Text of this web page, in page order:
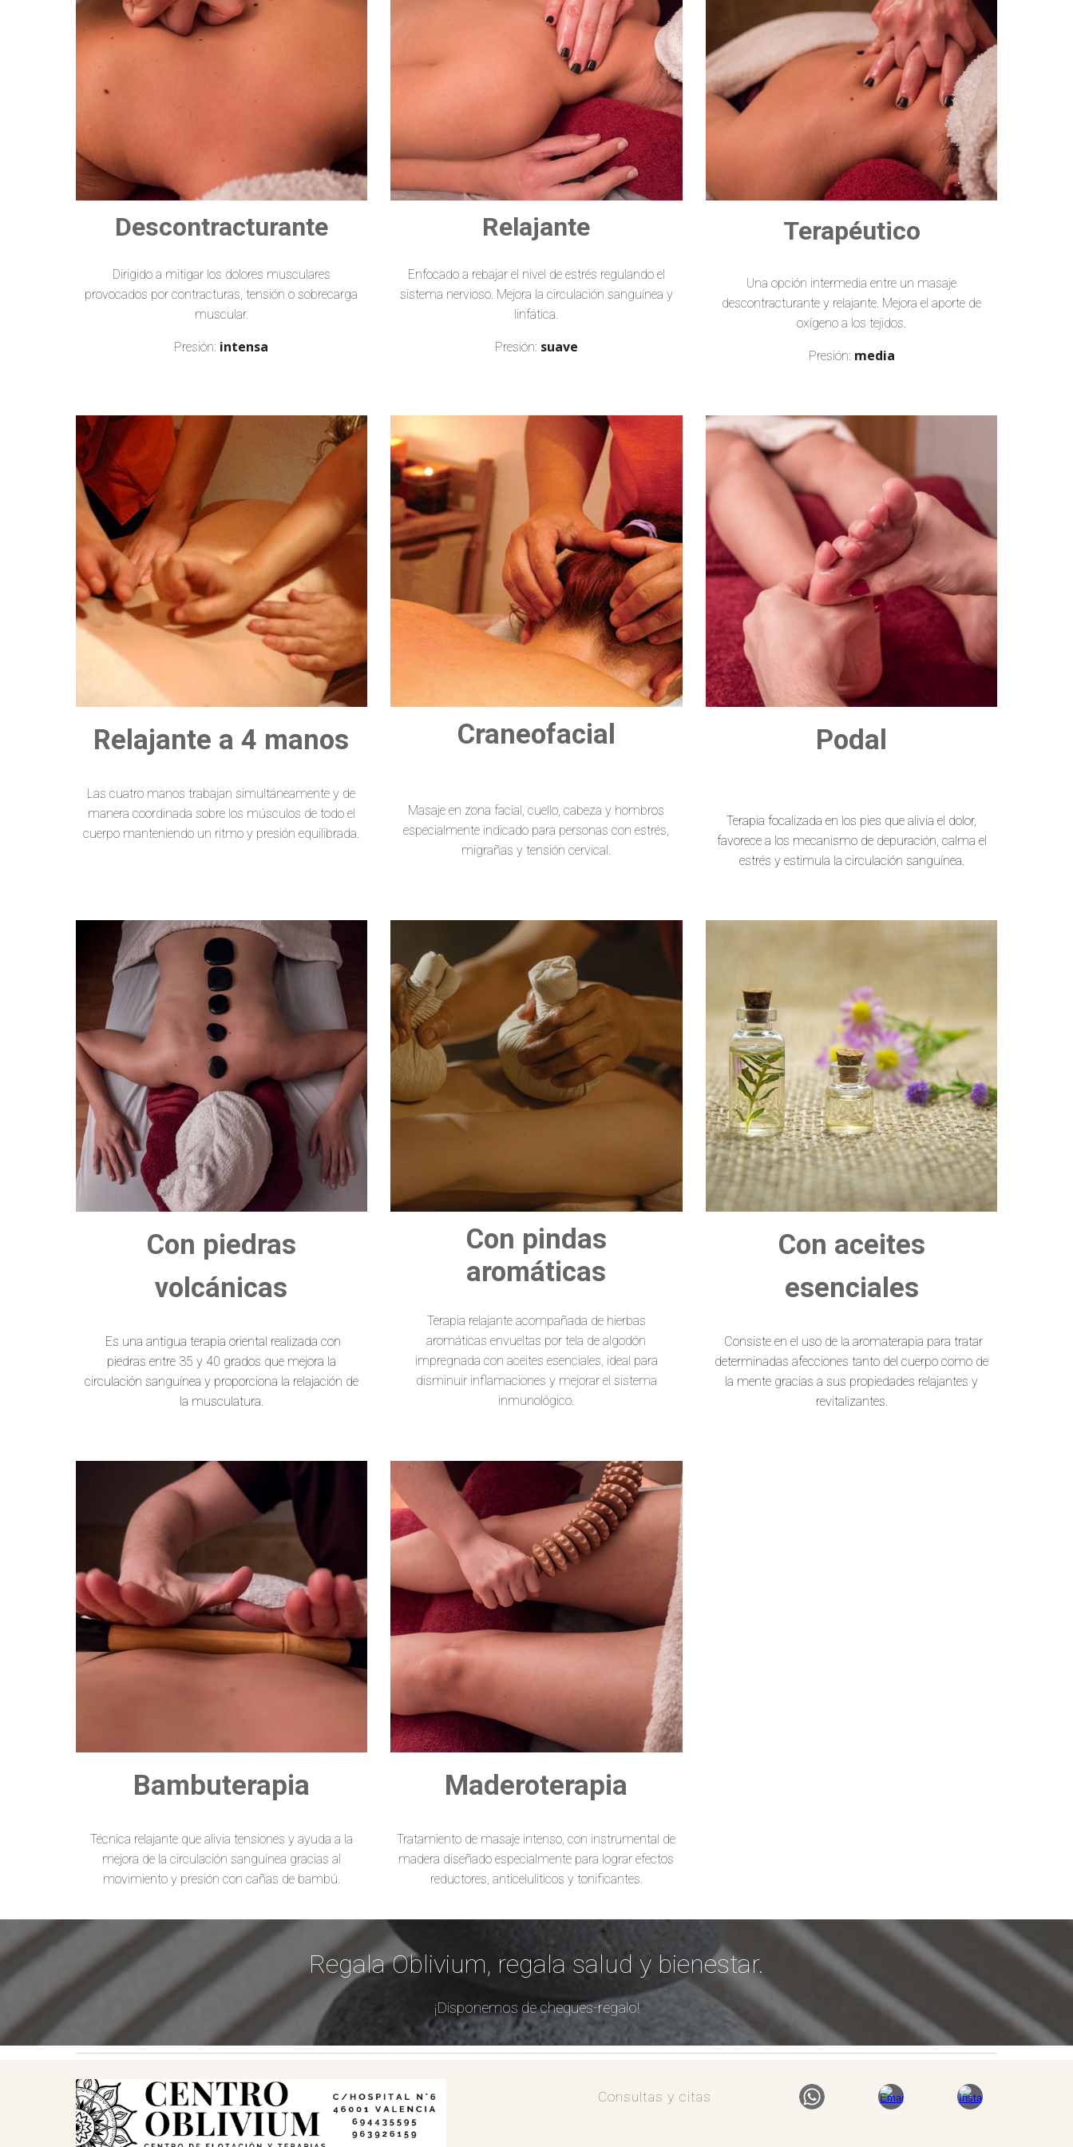
Descontracturante
Dirigido a mitigar los dolores musculares
provocados por contracturas, tensión o sobrecarga
muscular.
Presión: intensa
Relajante
Enfocadoa rebajar el nivel de estrés regulando el
sistema nervioso. Mejora la circulación sanguínea y
linfática.
Presión: suave
Terapéutico
Una opción intermedia entre un masaje
descontracturante y relajante. Mejora el aporte de
oxígeno a los tejidos.
Presión: media
Relajante a 4 manos
Las cuatro manos trabajan simultáneamente y de
manera coordinada sobre los músculos de todo el
cuerpo manteniendo un ritmo y presión equilibrada.
Craneofacial
Masaje en zona facial, cuello, cabeza y hombros
especialmente indicado para personas con estrés,
migrañas y tensión cervical.
Podal
Terapia focalizada en los pies que alivia el dolor,
favorece a los mecanismo de depuración, calma el
estrés y estimula la circulación sanguínea.
Con piedras
volcánicas
Es una antigua terapia oriental realizada con
piedras entre 35 y 40 grados que mejora la
circulación sanguínea y proporciona la relajación de
la musculatura.
Con pindas
aromáticas
Terapia relajante acompañada de hierbas
aromáticas envueltas por tela de algodón
impregnada con aceites esenciales, ideal para
disminuir inflamaciones y mejorar el sistema
inmunológico.
Con aceites
esenciales
Consiste en el uso de la aromaterapia para tratar
determinadas afecciones tanto del cuerpo como de
la mente gracias a sus propiedades relajantes y
revitalizantes.
Bambuterapia
Técnica relajante que alivia tensiones y ayuda a la
mejora de la circulación sanguínea gracias al
movimiento y presión con cañas de bambú.
Maderoterapia
Tratamiento de masaje intenso, con instrumental de
madera diseñado especialmente para lograr efectos
reductores, anticeluliticos y tonificantes.
Regala Oblivium, regala salud y bienestar.
¡Disponemos de cheques-regalo!
Consultas y citas